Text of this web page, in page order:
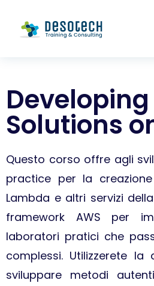
Solutions
Questo corso offre agli
practice per la
Lambda e altri servizi
framework AWS per
laboratori pratici che
complessi. Utilizzerete
sviluppare metodi